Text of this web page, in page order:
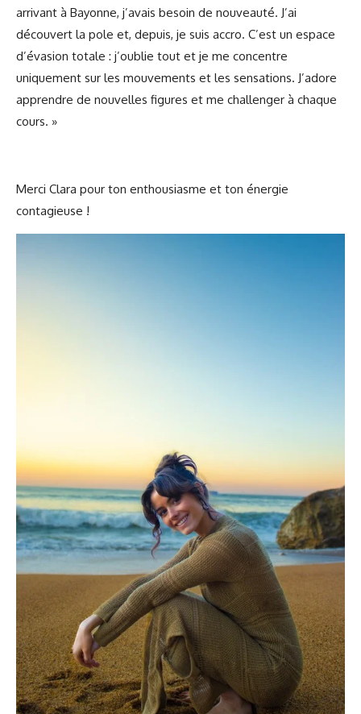
arrivant à Bayonne, j’avais besoin de nouveauté. J’ai
découvert la pole et, depuis, je suis accro. C’est un espace
d’évasion totale : j’oublie tout et je me concentre
uniquement sur les mouvements et les sensations. J’adore
apprendre de nouvelles figures et me challenger à chaque
cours. »
Merci Clara pour ton enthousiasme et ton énergie
contagieuse !